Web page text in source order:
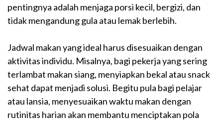
pentingnya adalah menjaga porsi kecil, bergizi, dan
tidak mengandung gula atau lemak berlebih.
Jadwal makan yang ideal harus disesuaikan dengan
aktivitas individu. Misalnya, bagi pekerja yang sering
terlambat makan siang, menyiapkan bekal atau snack
sehat dapat menjadi solusi. Begitu pula bagi pelajar
atau lansia, menyesuaikan waktu makan dengan
rutinitas harian akan membantu menciptakan pola